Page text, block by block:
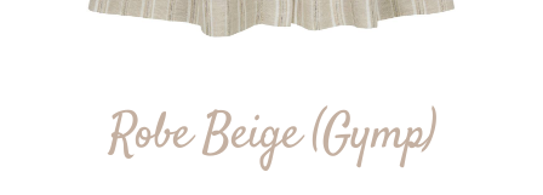
Robe Beige (Gymp)